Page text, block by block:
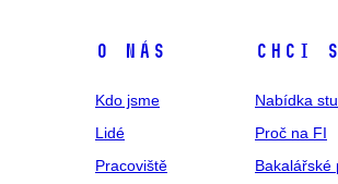
O NÁS
Kdo jsme
Lidé
Pracoviště
CHCI
Nabídka
Proč na FI
Bakalářské